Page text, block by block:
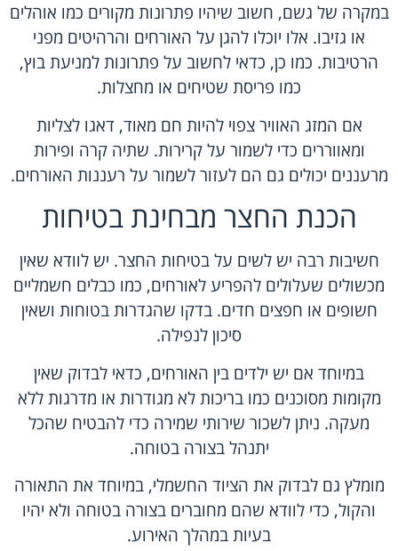
במקרה של גשם, חשוב שיהיו פתרונות מקורים כמו אוהלים
או גזיבו. אלו יוכלו להגן על האורחים והרהיטים מפני
הרטיבות. כמו כן, כדאי לחשוב על פתרונות למניעת בוץ,
כמו פריסת שטיחים או מחצלות.
אם המזג האוויר צפוי להיות חם מאוד, דאגו לצליות
ומאווררים כדי לשמור על קרירות. שתיה קרה ופירות
מרעננים יכולים גם הם לעזור לשמור על רעננות האורחים.
הכנת החצר מבחינת בטיחות
חשיבות רבה יש לשים על בטיחות החצר. יש לוודא שאין
מכשולים שעלולים להפריע לאורחים, כמו כבלים חשמליים
חשופים או חפצים חדים. בדקו שהגדרות בטוחות ושאין
סיכון לנפילה.
במיוחד אם יש ילדים בין האורחים, כדאי לבדוק שאין
מקומות מסוכנים כמו בריכות לא מגודרות או מדרגות ללא
מעקה. ניתן לשכור שירותי שמירה כדי להבטיח שהכל
יתנהל בצורה בטוחה.
מומלץ גם לבדוק את הציוד החשמלי, במיוחד את התאורה
והקול, כדי לוודא שהם מחוברים בצורה בטוחה ולא יהיו
בעיות במהלך האירוע.